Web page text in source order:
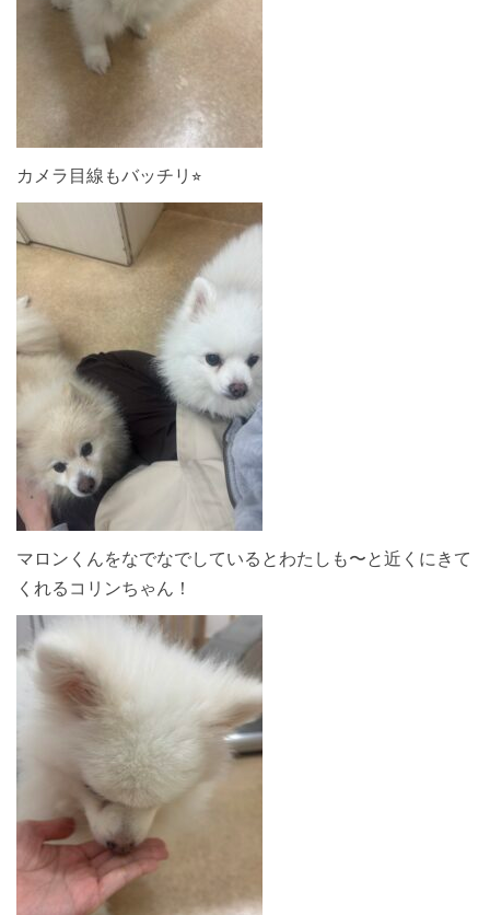
カメラ目線もバッチリ⭐︎
マロンくんをなでなでしているとわたしも〜と近くにきて
くれるコリンちゃん！